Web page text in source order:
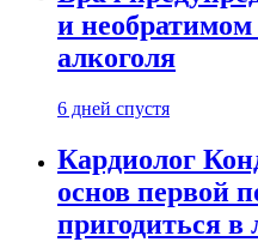
и
алкоголя
6 дней спустя
Кардиолог
основ первой
пригодиться